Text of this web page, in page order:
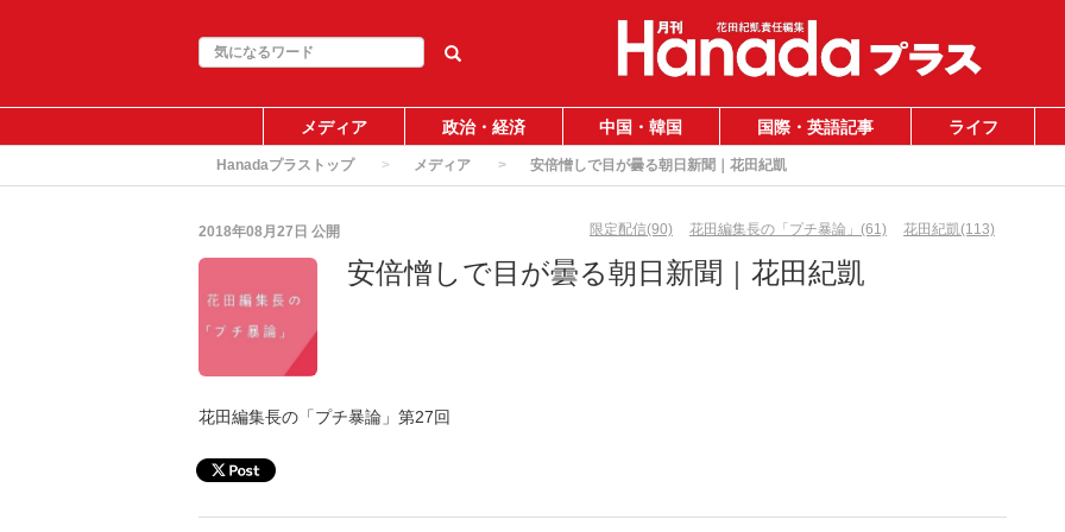
メディア 政治・経済 中国・韓国 国際・英語記事 ライフ
Hanadaプラストップ メディア 安倍憎しで目が曇る朝日新聞｜花田紀凱
2018年08月27日 公開 限定配信(90) 花田編集長の「プチ暴論」(61) 花田紀凱(113)
安倍憎しで目が曇る朝日新聞｜花田紀凱
花田編集長の「プチ暴論」第27回